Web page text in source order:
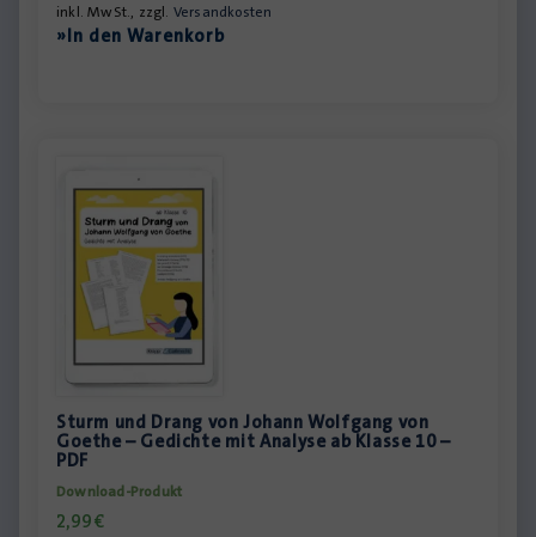
inkl. MwSt., zzgl. Versandkosten
»In den Warenkorb
Sturm und Drang von Johann Wolfgang von
Goethe – Gedichte mit Analyse ab Klasse 10 –
PDF
Download-Produkt
2,99€